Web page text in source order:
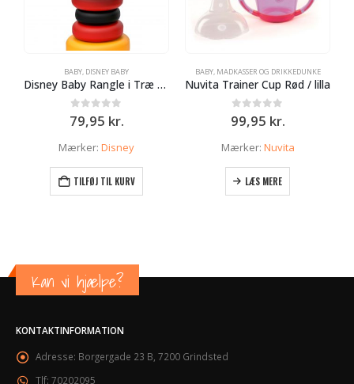
BABY, DISNEY BABY
Disney Baby Rangle i Træ Mickye Mouse
0 ud af 5
79,95 kr.
Mærker: Disney
TILFØJ TIL KURV
BABY, MADKASSER OG DRIKKEDUNKE
Nuvita Trainer Cup Rød / lilla
0 ud af 5
99,95 kr.
Mærker: Nuvita
LÆS MERE
Kan vi hjælpe?
KONTAKTINFORMATION
Adresse: Borgergade 23 B, 7200 Grindsted
Tlf: 70202095